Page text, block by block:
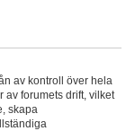
av kontroll över hela
av forumets drift, vilket
skapa